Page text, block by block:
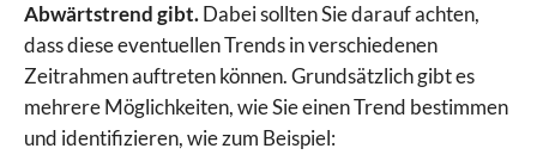
Abwärtstrend gibt.Dabei sollten Sie darauf achten,
dass diese eventuellen Trends in verschiedenen
Zeitrahmen auftreten können. Grundsätzlich gibt es
mehrere Möglichkeiten, wie Sie einen Trend bestimmen
und identifizieren, wie zum Beispiel: